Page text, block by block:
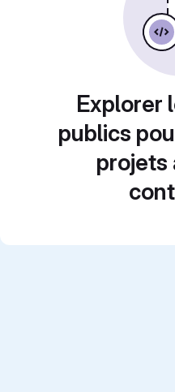
Explorer
publics
projets